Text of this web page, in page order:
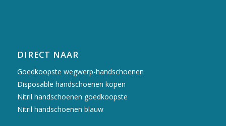
DIRECT NAAR
Goedkoopste wegwerp-handschoenen
Disposable handschoenen kopen
Nitril handschoenen goedkoopste
Nitril handschoenen blauw